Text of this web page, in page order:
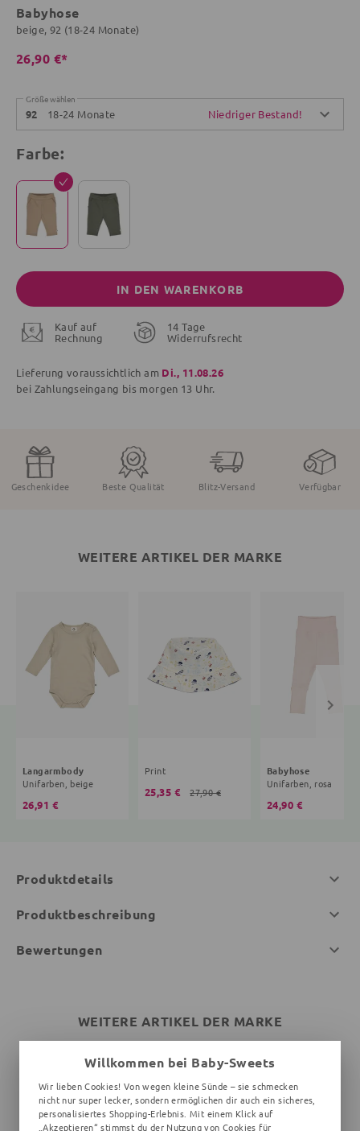
Babyhose
beige, 92 (18-24 Monate)
26,90 €*
Größe wählen
92 18-24 Monate Niedriger Bestand!
Farbe:
IN DEN WARENKORB
Kauf auf
Rechnung
14 Tage
Widerrufsrecht
Lieferung voraussichtlich am Di., 11.08.26
bei Zahlungseingang bis morgen 13 Uhr.
Geschenkidee Beste Qualität Blitz-Versand Verfügbar
WEITERE ARTIKEL DER MARKE
Langarmbody
Unifarben, beige
26,91 €
Print
25,35 € 27,90 €
Babyhose
Unifarben, rosa
24,90 €
Produktdetails
Produktbeschreibung
Bewertungen
WEITERE ARTIKEL DER MARKE
Willkommen bei Baby-Sweets
Wir lieben Cookies! Von wegen kleine Sünde – sie schmecken
nicht nur super lecker, sondern ermöglichen dir auch ein sicheres,
personalisiertes Shopping-Erlebnis. Mit einem Klick auf
„Akzeptieren“ stimmst du der Nutzung von Cookies für